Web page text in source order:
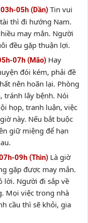
05h (Dần) Tin vui
thì đi hướng Nam.
may mắn. Người
đều gặp thuận lợi.
07h (Mão) Hay
đói kém, phải đề
nên hoãn lại. Phòng
tránh lây bệnh. Nói
họp, tranh luận, việc
này. Nếu bắt buộc
giữ miệng để hạn
09h (Thìn) Là giờ
gặp được may mắn.
lời. Người đi sắp về
Mọi việc trong nhà
cầu thì sẽ khỏi, gia